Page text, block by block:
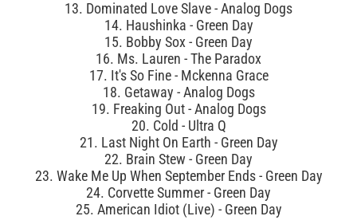
13. Dominated Love Slave - Analog Dogs
14. Haushinka - Green Day
15. Bobby Sox - Green Day
16. Ms. Lauren - The Paradox
17. It's So Fine - Mckenna Grace
18. Getaway - Analog Dogs
19. Freaking Out - Analog Dogs
20. Cold - Ultra Q
21. Last Night On Earth - Green Day
22. Brain Stew - Green Day
23. Wake Me Up When September Ends - Green Day
24. Corvette Summer - Green Day
25. American Idiot (Live) - Green Day